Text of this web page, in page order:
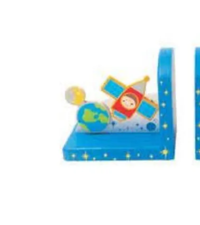
Clavier / Souris
Montres
Manette et controller
Boitier gamer
Accessoires informatiques